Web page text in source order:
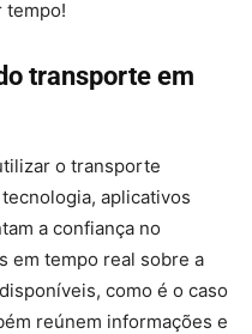
tempo!
transporte em
o transporte
aplicativos
a confiança no
em tempo real sobre a
como é o caso
reúnem informações e